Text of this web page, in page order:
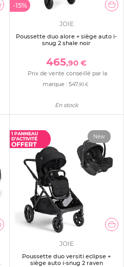
-15%
JOIE
Poussette duo alore + siège auto i-
snug 2 shale noir
465,90 €
Prix de vente conseillé par la
marque : 547,90 €
En stock
New
JOIE
Poussette duo versiti eclipse +
siège auto i-snug 2 raven